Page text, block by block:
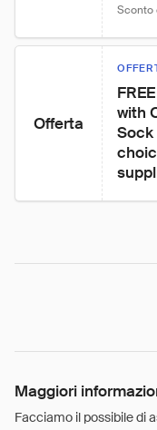
Sconto
Offerta
with
Sock
Maggiori
Facciamo il possibile di